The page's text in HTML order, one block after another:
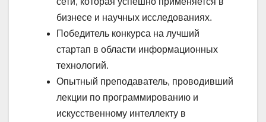
бизнесе и научных исследованиях.
Победитель конкурса на лучший
стартап в области информационных
технологий.
Опытный преподаватель, проводивший
лекции по программированию и
искусственному интеллекту в